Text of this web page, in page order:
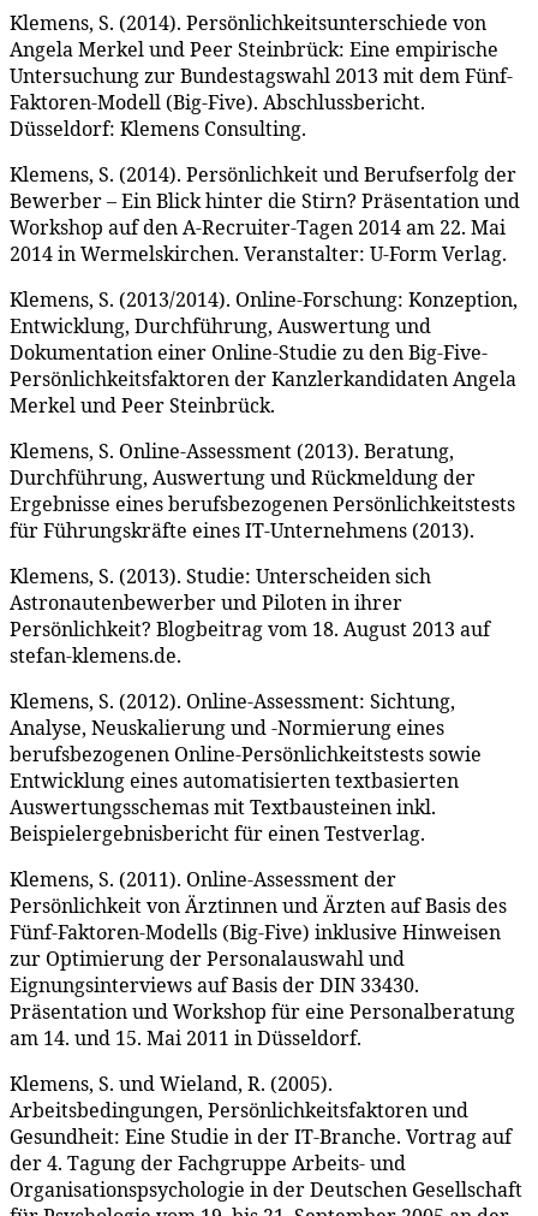
Klemens, S. (2014). Persönlichkeitsunterschiede von
Angela Merkel und Peer Steinbrück: Eine empirische
Untersuchung zur Bundestagswahl 2013 mit dem Fünf-
Faktoren-Modell (Big-Five). Abschlussbericht.
Düsseldorf: Klemens Consulting.
Klemens, S. (2014). Persönlichkeit und Berufserfolg der
Bewerber – Ein Blick hinter die Stirn? Präsentation und
Workshop auf den A-Recruiter-Tagen 2014 am 22. Mai
2014 in Wermelskirchen. Veranstalter: U-Form Verlag.
Klemens, S. (2013/2014). Online-Forschung: Konzeption,
Entwicklung, Durchführung, Auswertung und
Dokumentation einer Online-Studie zu den Big-Five-
Persönlichkeitsfaktoren der Kanzlerkandidaten Angela
Merkel und Peer Steinbrück.
Klemens, S. Online-Assessment (2013). Beratung,
Durchführung, Auswertung und Rückmeldung der
Ergebnisse eines berufsbezogenen Persönlichkeitstests
für Führungskräfte eines IT-Unternehmens (2013).
Klemens, S. (2013). Studie: Unterscheiden sich
Astronautenbewerber und Piloten in ihrer
Persönlichkeit? Blogbeitrag vom 18. August 2013 auf
stefan-klemens.de.
Klemens, S. (2012). Online-Assessment: Sichtung,
Analyse, Neuskalierung und -Normierung eines
berufsbezogenen Online-Persönlichkeitstests sowie
Entwicklung eines automatisierten textbasierten
Auswertungsschemas mit Textbausteinen inkl.
Beispielergebnisbericht für einen Testverlag.
Klemens, S. (2011). Online-Assessment der
Persönlichkeit von Ärztinnen und Ärzten auf Basis des
Fünf-Faktoren-Modells (Big-Five) inklusive Hinweisen
zur Optimierung der Personalauswahl und
Eignungsinterviews auf Basis der DIN 33430.
Präsentation und Workshop für eine Personalberatung
am 14. und 15. Mai 2011 in Düsseldorf.
Klemens, S. und Wieland, R. (2005).
Arbeitsbedingungen, Persönlichkeitsfaktoren und
Gesundheit: Eine Studie in der IT-Branche. Vortrag auf
der 4. Tagung der Fachgruppe Arbeits- und
Organisationspsychologie in der Deutschen Gesellschaft